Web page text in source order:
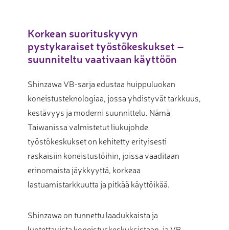
Korkean suorituskyvyn
pystykaraiset työstökeskukset –
suunniteltu vaativaan käyttöön
Shinzawa VB-sarja edustaa huippuluokan
koneistusteknologiaa, jossa yhdistyvät tarkkuus,
kestävyys ja moderni suunnittelu. Nämä
Taiwanissa valmistetut liukujohde
työstökeskukset on kehitetty erityisesti
raskaisiin koneistustöihin, joissa vaaditaan
erinomaista jäykkyyttä, korkeaa
lastuamistarkkuutta ja pitkää käyttöikää.
Shinzawa on tunnettu laadukkaista ja